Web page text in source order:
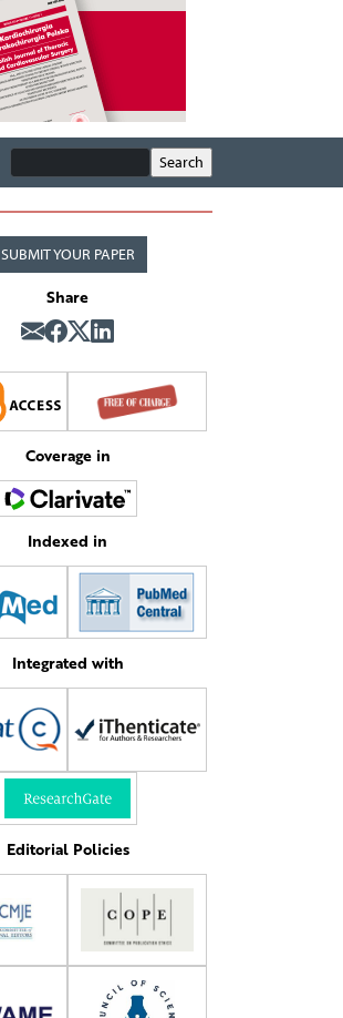
SUBMIT YOUR PAPER
Share
Coverage in
Indexed in
Integrated with
Editorial Policies